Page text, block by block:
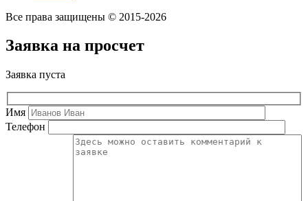
Все права защищены © 2015-2026
Заявка на просчет
Заявка пуста
Имя
Телефон